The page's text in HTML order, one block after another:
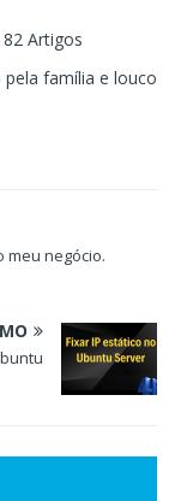
82 Artigos
família e louco
meu negócio.